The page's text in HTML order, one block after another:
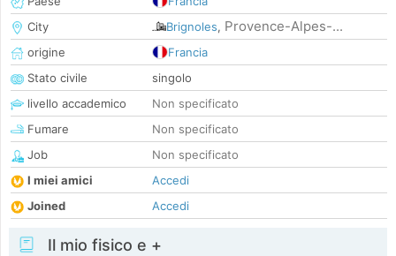
City
Brignoles, Provence-Alpes-...
origine
Francia
Stato civile
singolo
livello accademico
Non specificato
Fumare
Non specificato
Job
Non specificato
I miei amici
Accedi
Joined
Accedi
Il mio fisico e +